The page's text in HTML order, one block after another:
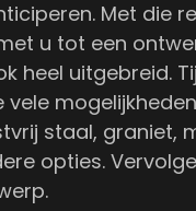
Met die
u tot een
heel uitgebreid.
staal, graniet,
opties.